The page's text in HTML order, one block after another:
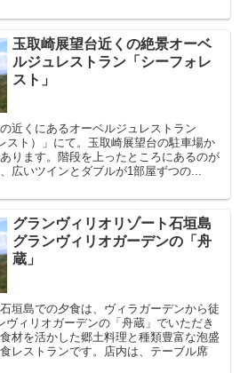
玉取崎展望台近くの絶景オーベ
ルジュレストラン「シーフォレ
スト」
近くにあるオーベルジュレストラン
スト）」にて。玉取崎展望台の駐車場か
ります。階段を上ったところにあるのが
広いツインとダブルが1部屋ずつの...
グランヴィリオリゾート石垣島
グランヴィリオガーデンの「舟
蔵」
垣島での夕食は、ヴィラガーデンから徒
ヴィリオガーデンの「舟蔵」でいただき
材を活かした郷土料理と種類豊富な泡盛
レストランです。店内は、テーブル席